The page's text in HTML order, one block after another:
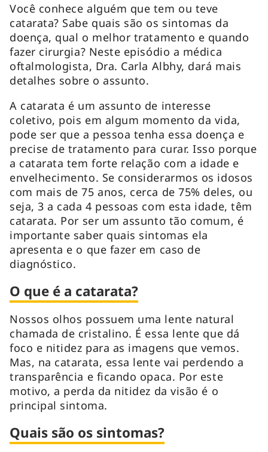
Você conhece alguém que tem ou teve
catarata? Sabe quais são os sintomas da
doença, qual o melhor tratamento e quando
fazer cirurgia? Neste episódio a médica
oftalmologista, Dra. Carla Albhy, dará mais
detalhes sobre o assunto.
A catarata é um assunto de interesse
coletivo, pois em algum momento da vida,
pode ser que a pessoa tenha essa doença e
precise de tratamento para curar. Isso porque
a catarata tem forte relação com a idade e
envelhecimento. Se considerarmos os idosos
com mais de 75 anos, cerca de 75% deles, ou
seja, 3 a cada 4 pessoas com esta idade, têm
catarata. Por ser um assunto tão comum, é
importante saber quais sintomas ela
apresenta e o que fazer em caso de
diagnóstico.
O que é a catarata?
Nossos olhos possuem uma lente natural
chamada de cristalino. É essa lente que dá
foco e nitidez para as imagens que vemos.
Mas, na catarata, essa lente vai perdendo a
transparência e ficando opaca. Por este
motivo, a perda da nitidez da visão é o
principal sintoma.
Quais são os sintomas?